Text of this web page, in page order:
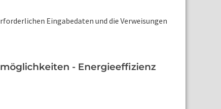
Eingabedaten und die Verweisungen
- Energieeffizienz